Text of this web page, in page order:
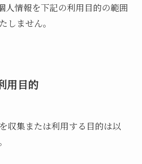
人情報を下記の利用目的の範囲
しません｡
用目的
収集または利用する目的は以